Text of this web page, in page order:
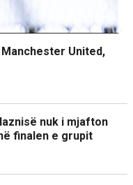
United,
nuk i mjafton
finalen e grupit